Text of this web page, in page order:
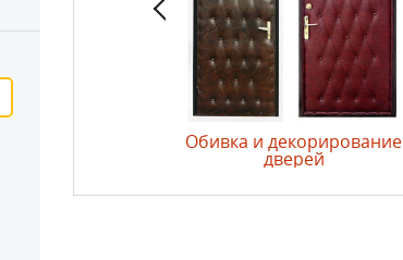
Обивка и декорирование
дверей